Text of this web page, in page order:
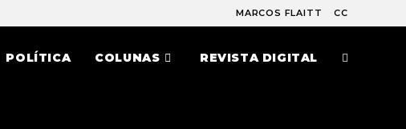
MARCOS FLAITT CC
POLÍTICA COLUNAS REVISTA DIGITAL